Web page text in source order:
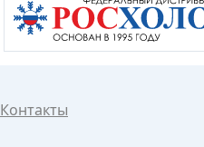
Контакты